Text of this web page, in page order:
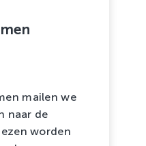
mailen we
naar de
worden